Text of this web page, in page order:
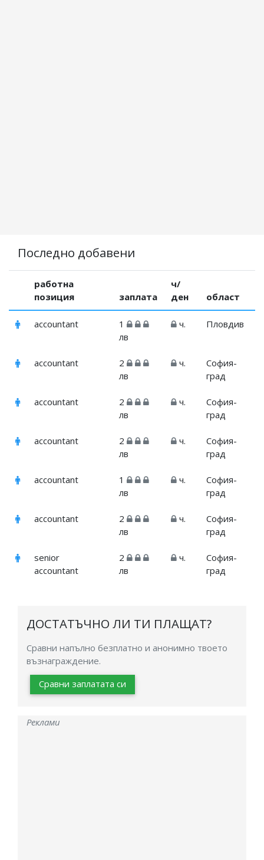
Последно добавени
работна
позиция
заплата
ч/
ден
област
accountant
1
лв
ч. Пловдив
accountant
2
лв
ч.
София-
град
accountant
2
лв
ч.
София-
град
accountant
2
лв
ч.
София-
град
accountant
1
лв
ч.
София-
град
accountant
2
лв
ч.
София-
град
senior
accountant
2
лв
ч.
София-
град
ДОСТАТЪЧНО ЛИ ТИ ПЛАЩАТ?
Сравни напълно безплатно и анонимно твоето
възнаграждение.
Сравни заплатата си
Реклами